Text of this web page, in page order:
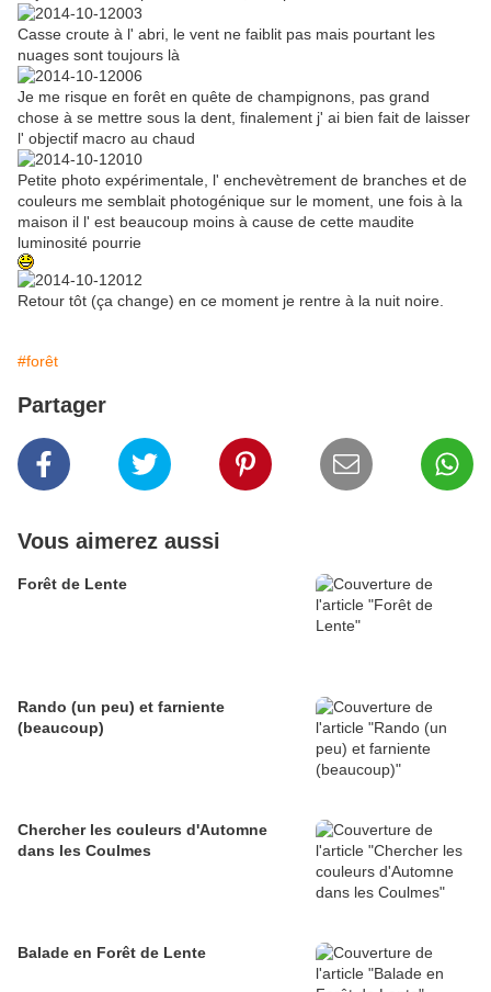
Casse croute à l' abri, le vent ne faiblit pas mais pourtant les
nuages sont toujours là
Je me risque en forêt en quête de champignons, pas grand
chose à se mettre sous la dent, finalement j' ai bien fait de laisser
l' objectif macro au chaud
Petite photo expérimentale, l' enchevètrement de branches et de
couleurs me semblait photogénique sur le moment, une fois à la
maison il l' est beaucoup moins à cause de cette maudite
luminosité pourrie
Retour tôt (ça change) en ce moment je rentre à la nuit noire.
#forêt
Partager
Vous aimerez aussi
Forêt de Lente
Rando (un peu) et farniente
(beaucoup)
Chercher les couleurs d'Automne
dans les Coulmes
Balade en Forêt de Lente